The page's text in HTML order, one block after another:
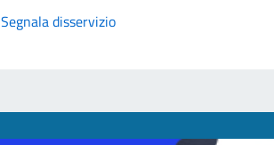
Segnala disservizio